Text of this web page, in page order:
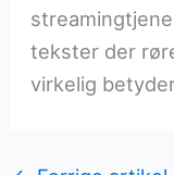
tekster der
virkelig